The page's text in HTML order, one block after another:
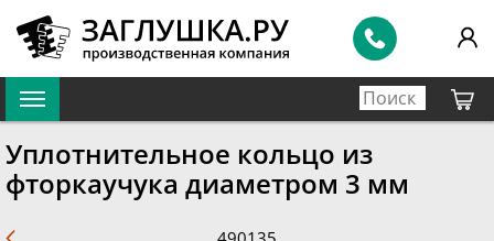
Уплотнительное кольцо из
фторкаучука диаметром 3 мм